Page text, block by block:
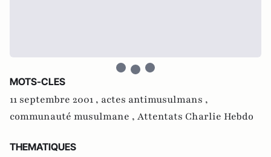
MOTS-CLES
11 septembre 2001 , actes antimusulmans ,
communauté musulmane , Attentats Charlie Hebdo
THEMATIQUES